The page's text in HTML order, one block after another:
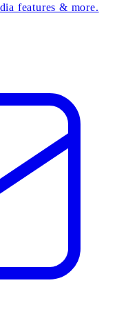
features & more.